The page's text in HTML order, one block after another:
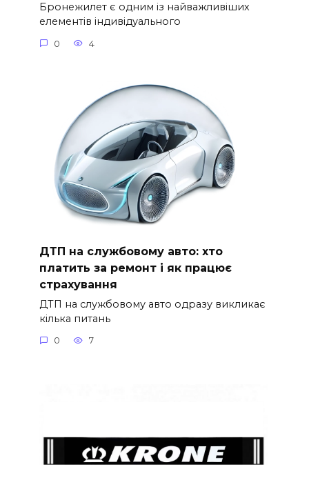
Бронежилет є одним із найважливіших
елементів індивідуального
0 4
ДТП на службовому авто: хто
платить за ремонт і як працює
страхування
ДТП на службовому авто одразу викликає
кілька питань
0 7